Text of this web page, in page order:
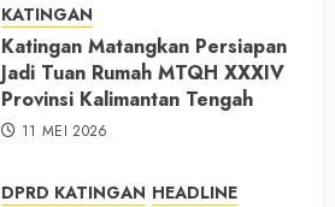
KATINGAN
Katingan Matangkan Persiapan
Jadi Tuan Rumah MTQH XXXIV
Provinsi Kalimantan Tengah
11 MEI 2026
DPRD KATINGAN HEADLINE